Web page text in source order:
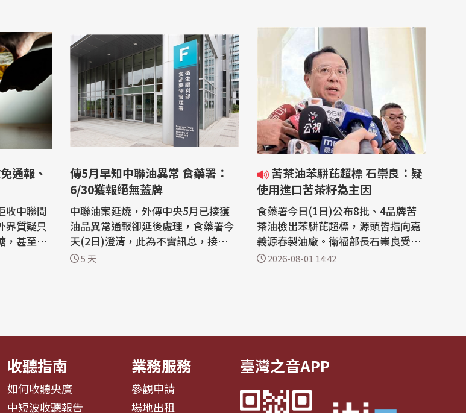
通報、
收中聯問
界質疑只
，甚至食
任，中
傳5月早知中聯油異常 食藥署：
6/30獲報絕無蓋牌
中聯油案延燒，外傳中央5月已接獲
油品異常通報卻延後處理，食藥署今
天(2日)澄清，此為不實訊息，接獲異
常日期為6月30日，絕無蓋牌；台糖
5 天
苦茶油苯駢芘超標 石崇良：疑
使用進口苦茶籽為主因
食藥署今日(1日)公布8批、4品牌苦
茶油檢出苯駢芘超標，源頭皆指向嘉
義源春製油廠。衛福部長石崇良受訪
表示，初步調查顯示問題油品自同一
2026-08-01 14:42
收聽指南
如何收聽央廣
中短波收聽報告
業務服務
參觀申請
場地出租
臺灣之音APP